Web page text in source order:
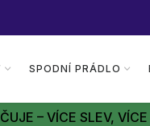
SPODNÍ PRÁDLO
– VÍCE SLEV,